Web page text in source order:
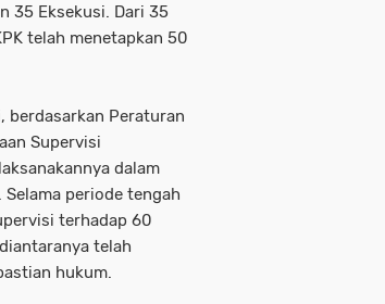
35 Eksekusi. Dari 35
telah menetapkan 50
berdasarkan Peraturan
Supervisi
dalam
periode tengah
terhadap 60
telah
hukum.